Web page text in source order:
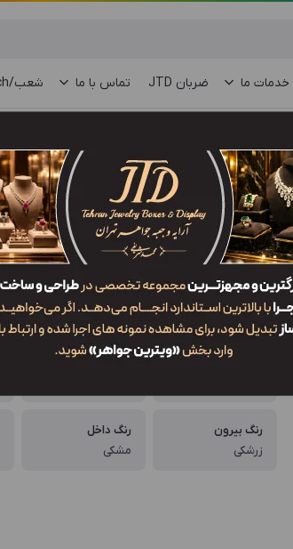
خدمات ما ضربان JTD تماس با ما شعب/Branch
جعبه مدال MM1 YRX2
ویژگی‌ها
کد محصول
کاربرد
رنگ بیرون
زرشکی
رنگ داخل
مشکی